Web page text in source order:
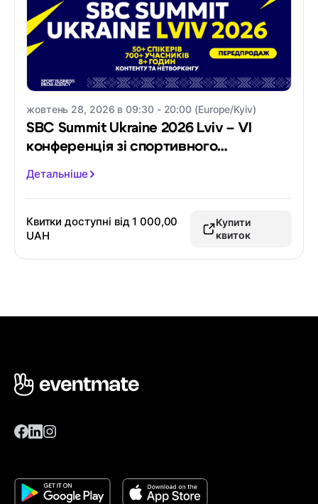
жовтень 28, 2026 в 09:30 - 20:00 (Europe/Kyiv)
SBC Summit Ukraine 2026 Lviv – VI
конференція зі спортивного
Детальніше
Квитки доступні від1 000,00
UAH
Купити
квиток